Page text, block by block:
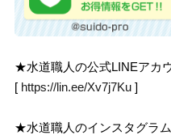
★水道職人の公式LINEアカ
[ https://lin.ee/Xv7j7Ku ]
★水道職人のインスタグラ